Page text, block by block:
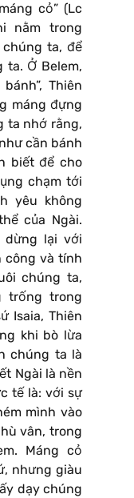
cỏ” (Lc
nằm trong
ta, để
Ở Belem,
Thiên
máng đựng
ta nhớ rằng,
cần bánh
biết để cho
chạm tới
yêu không
của Ngài.
dừng lại với
công và tính
chúng ta,
trống trong
Isaia, Thiên
khi bò lừa
chúng ta là
Ngài là nền
tế là: với sự
mình vào
vân, trong
Máng cỏ
nhưng giàu
dạy chúng